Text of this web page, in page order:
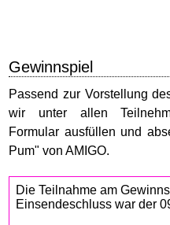
Gewinnspiel
Passend zur Vorstellung
wir unter allen
Formular ausfüllen und
Pum" von AMIGO.